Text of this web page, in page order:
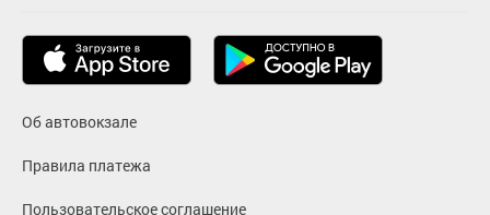
Об автовокзале
Правила платежа
Пользовательское соглашение